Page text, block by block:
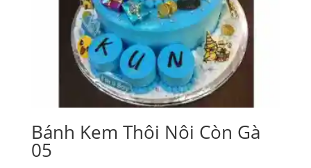
Bánh Kem Thôi Nôi Còn Gà
05